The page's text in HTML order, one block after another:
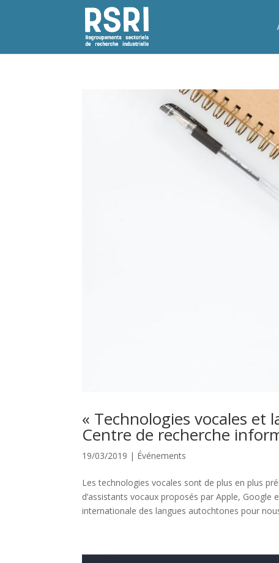
« Technologies vocales et
Centre de recherche
19/03/2019 | Événements
Les technologies vocales sont de plus en plus
d’assistants vocaux proposés par Apple, Google
internationale des langues autochtones pour